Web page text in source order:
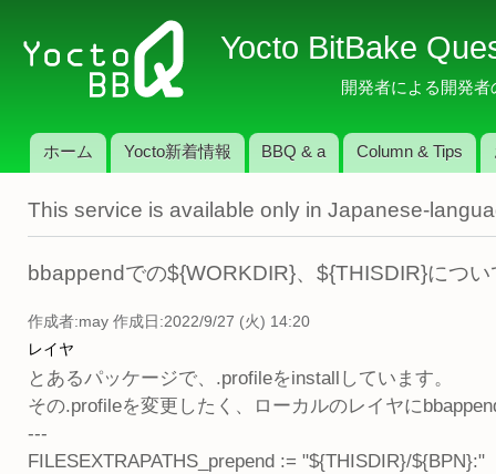
イ
コ
テ
ツ
に
移
Yocto BitBake
開発者による開発
メインメニュー
ホーム Yocto新着情報 BBQ & a Column & Tips
This service is available only in Japanese-
bbappendでの${WORKDIR}、${THISDIR}につい
作成者:may 作成日:2022/9/27 (火) 14:20
レイヤ
とあるパッケージで、.profileをinstallしています。
その.profileを変更したく、ローカルのレイヤに
---
FILESEXTRAPATHS_prepend := "${THISDIR}/${BPN}:"